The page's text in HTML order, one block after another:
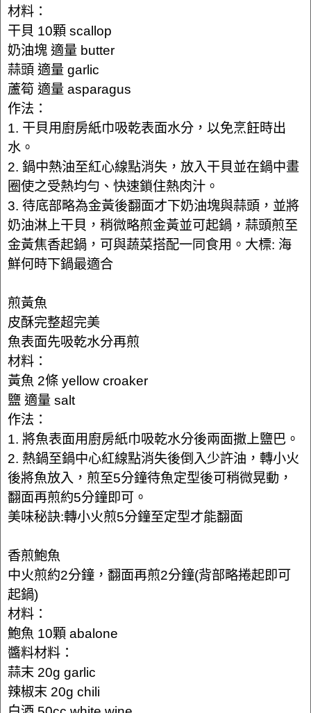
材料：
干貝 10顆 scallop
奶油塊 適量 butter
蒜頭 適量 garlic
蘆筍 適量 asparagus
作法：
1. 干貝用廚房紙巾吸乾表面水分，以免烹飪時出
水。
2. 鍋中熱油至紅心線點消失，放入干貝並在鍋中畫
圈使之受熱均勻、快速鎖住熱肉汁。
3. 待底部略為金黃後翻面才下奶油塊與蒜頭，並將
奶油淋上干貝，稍微略煎金黃並可起鍋，蒜頭煎至
金黃焦香起鍋，可與蔬菜搭配一同食用。大標: 海
鮮何時下鍋最適合
煎黃魚
皮酥完整超完美
魚表面先吸乾水分再煎
材料：
黃魚 2條 yellow croaker
鹽 適量 salt
作法：
1. 將魚表面用廚房紙巾吸乾水分後兩面撒上鹽巴。
2. 熱鍋至鍋中心紅線點消失後倒入少許油，轉小火
後將魚放入，煎至5分鐘待魚定型後可稍微晃動，
翻面再煎約5分鐘即可。
美味秘訣:轉小火煎5分鐘至定型才能翻面
香煎鮑魚
中火煎約2分鐘，翻面再煎2分鐘(背部略捲起即可
起鍋)
材料：
鮑魚 10顆 abalone
醬料材料：
蒜末 20g garlic
辣椒末 20g chili